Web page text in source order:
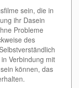
sein, die in
ihr Dasein
Probleme
des
Verbindung mit
können, das